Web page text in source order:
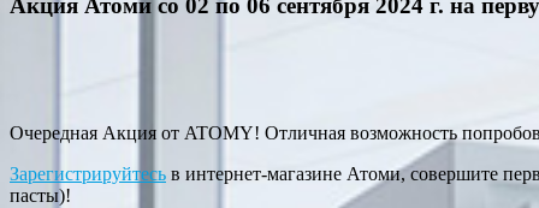
Акция Атоми со 02 по 06 сентября 2024 г. на
Очередная Акция от ATOMY! Отличная возможность
Зарегистрируйтесь в интернет-магазине Атоми, совершите
пасты)!